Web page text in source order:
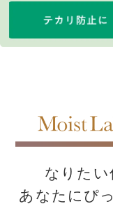
なりたい
あなたにぴ